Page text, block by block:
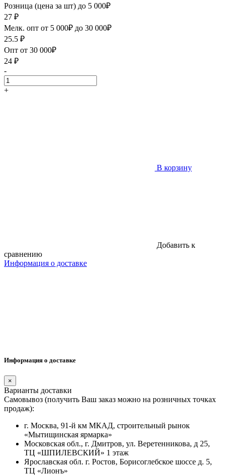
Розница (цена за шт) до 5 000₽
27 ₽
Мелк. опт от 5 000₽ до 30 000₽
25.5 ₽
Опт от 30 000₽
24 ₽
-
+
В корзину
Добавить к
сравнению
Информация о доставке
Информация о доставке
×
Варианты доставки
Самовывоз (получить Ваш заказ можно на розничных точках
продаж):
г. Москва, 91-й км МКАД, строительный рынок
«Мытищинская ярмарка»
Московская обл., г. Дмитров, ул. Веретенникова, д 25,
ТЦ «ШПИЛЕВСКИЙ» 1 этаж
Ярославская обл. г. Ростов, Борисоглебское шоссе д. 5,
ТЦ «Лионъ»